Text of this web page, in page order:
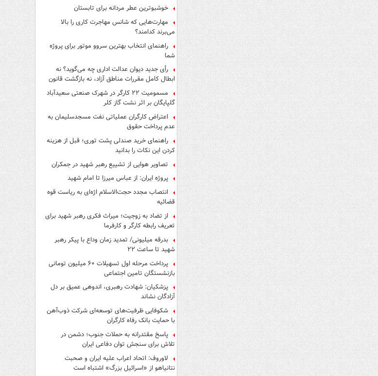
خوشبوترین عطر مردانه برای تابستان
مهارت‌هایی که شانس مهاجرت کاری را بالا
می‌برند کدامند؟
راهنمای انتخاب بهترین سروو موتور برای پروژه
شما
رأی جدید دیوان عدالت اداری چه می‌گوید؟ نه
ابطال کامل مقررات مناطق آزاد، نه بازگشت قانون
مسمومیت ۲۲ کارگر در شهرک صنعتی سعیدآباد
گلپایگان بر اثر نشت گاز کلر
اعتراض کارگران عملیاتی نفت مسجدسلیمان به
عدم پرداخت حقوق
راهنمای خرید صندلی پشت توری؛ قبل از هزینه
کردن این نکات را بدانید
تصاویر هوایی از تشییع رهبر شهید در جمکران
پروژه ایران: از عباس میرزا تا امام شهید
انتصاب مجدد حجت‌الاسلام اژه‌ای به ریاست قوه‌
قضائیه
از تضاد به زوجیت؛ میراث فکری رهبر شهید برای
تعریف رابطه کارگر و کارفرما
بدرقه میلیونی/ تمدید زمان وداع با پیکر رهبر
شهید تا ساعت ۲۲
پرداخت مرحله اول تسهیلات ۶۰ میلیون تومانی
بازنشستگان تامین اجتماعی
پزشکیان: شهادت رهبری، اندوهی عمیق بر دل
آزادگان نشاند
شکوفایی ظرفیت‌های توسعه‌ای شرکت ذوب‌آهن
با حمایت‌ بانک رفاه کارگران
پاسخ مقتدرانه به حملات جنوب؛ دشمن در
تلاش برای سنجش توان دفاعی ایران
لاوروف: اتحاد اعراب علیه ایران و صحبت
نتانیاهو از «اسرائیل بزرگ» اشتباه است